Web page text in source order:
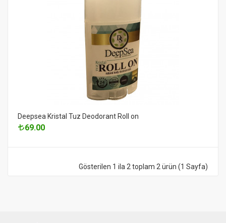
Deepsea Kristal Tuz Deodorant Roll on
69.00
Gösterilen 1 ila 2 toplam 2 ürün (1 Sayfa)